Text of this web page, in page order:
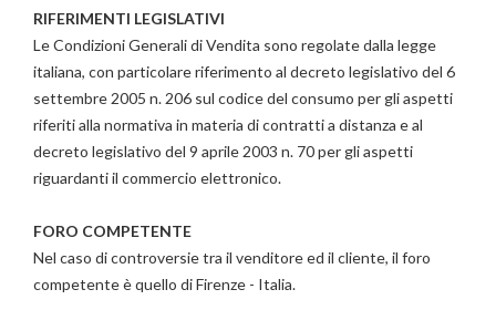
RIFERIMENTI LEGISLATIVI
Le Condizioni Generali di Vendita sono regolate dalla legge
italiana, con particolare riferimento al decreto legislativo del 6
settembre 2005 n. 206 sul codice del consumo per gli aspetti
riferiti alla normativa in materia di contratti a distanza e al
decreto legislativo del 9 aprile 2003 n. 70 per gli aspetti
riguardanti il commercio elettronico.
FORO COMPETENTE
Nel caso di controversie tra il venditore ed il cliente, il foro
competente è quello di Firenze - Italia.